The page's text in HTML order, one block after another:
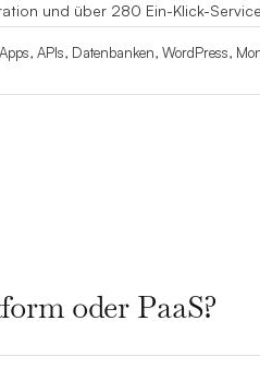
und über 280 Ein-Klick-
APIs, Datenbanken, WordPress,
oder PaaS?